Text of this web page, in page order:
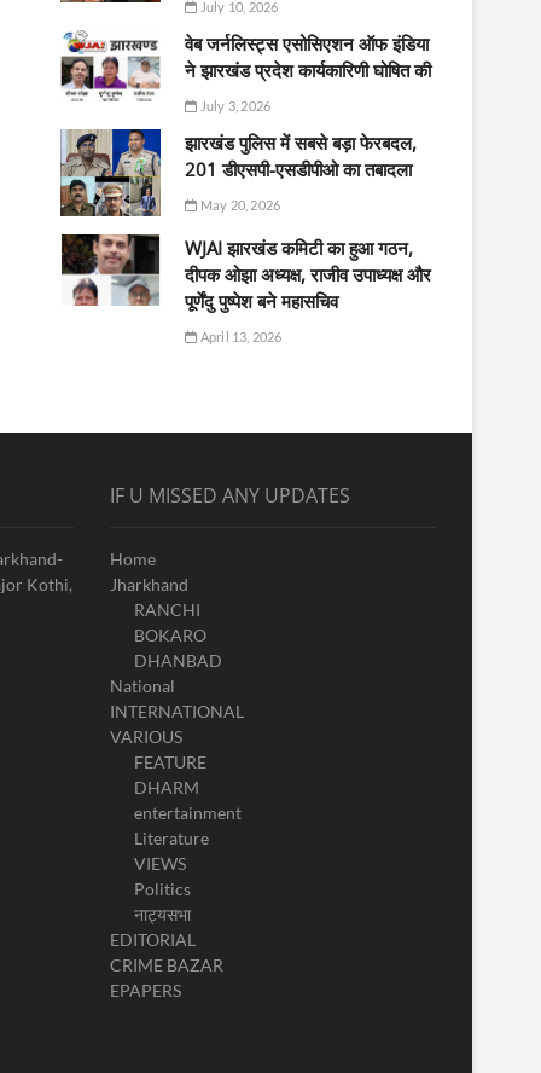
July 10, 2026
वेब जर्नलिस्ट्स एसोसिएशन ऑफ इंडिया
ने झारखंड प्रदेश कार्यकारिणी घोषित की
July 3, 2026
झारखंड पुलिस में सबसे बड़ा फेरबदल,
201 डीएसपी-एसडीपीओ का तबादला
May 20, 2026
WJAI झारखंड कमिटी का हुआ गठन,
दीपक ओझा अध्यक्ष, राजीव उपाध्यक्ष और
पूर्णेंदु पुष्पेश बने महासचिव
April 13, 2026
Kothi,
IF U MISSED ANY UPDATES
Home
Jharkhand
RANCHI
BOKARO
DHANBAD
National
INTERNATIONAL
VARIOUS
FEATURE
DHARM
entertainment
Literature
VIEWS
Politics
नाट्यसभा
EDITORIAL
CRIME BAZAR
EPAPERS